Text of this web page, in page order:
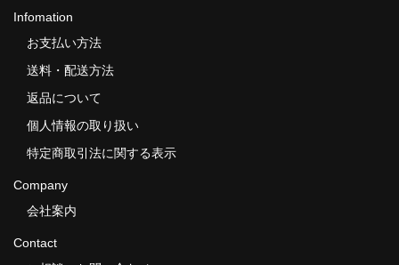
Infomation
お支払い方法
送料・配送方法
返品について
個人情報の取り扱い
特定商取引法に関する表示
Company
会社案内
Contact